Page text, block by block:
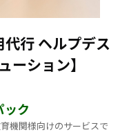
行 ヘルプデス
ーション】
ク
機関様向けのサービスで